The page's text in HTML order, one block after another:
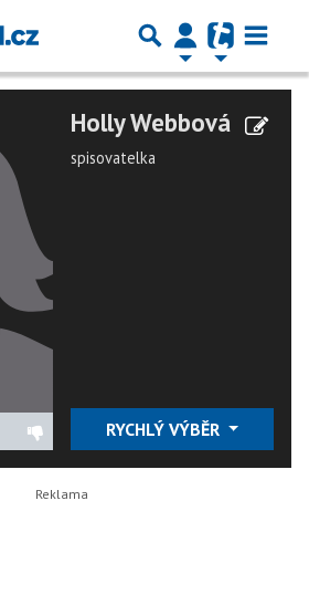
Holly Webbová
spisovatelka
RYCHLÝ VÝBĚR